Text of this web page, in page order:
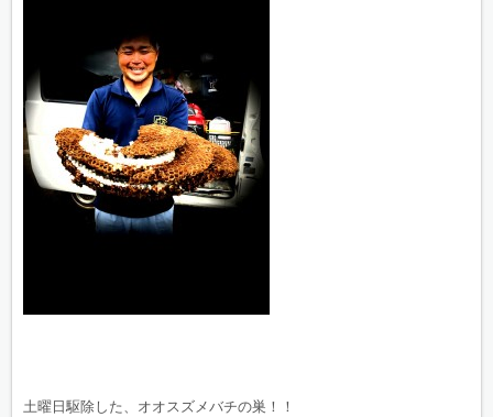
土曜日駆除した、オオスズメバチの巣！！